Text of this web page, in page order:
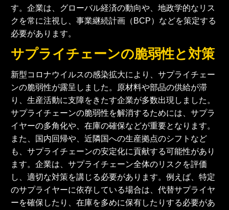
す。企業は、グローバル経済の動向や、地政学的なリス
クを常に注視し、事業継続計画（BCP）などを策定する
必要があります。
サプライチェーンの脆弱性と対策
新型コロナウイルスの感染拡大により、サプライチェー
ンの脆弱性が露呈しました。原材料や部品の供給が滞
り、生産活動に支障をきたす企業が多数出現しました。
サプライチェーンの脆弱性を解消するためには、サプラ
イヤーの多角化や、在庫の確保などが重要となります。
また、国内回帰や、近隣国への生産拠点のシフトなど
も、サプライチェーンの安定化に貢献する可能性があり
ます。企業は、サプライチェーン全体のリスクを評価
し、適切な対策を講じる必要があります。例えば、特定
のサプライヤーに依存している場合は、代替サプライヤ
ーを確保したり、在庫を多めに保有したりする必要があ